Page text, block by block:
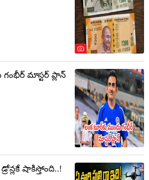
గంభీర్ మాస్టర్ ప్లాన్
షాకిస్తోంది..!